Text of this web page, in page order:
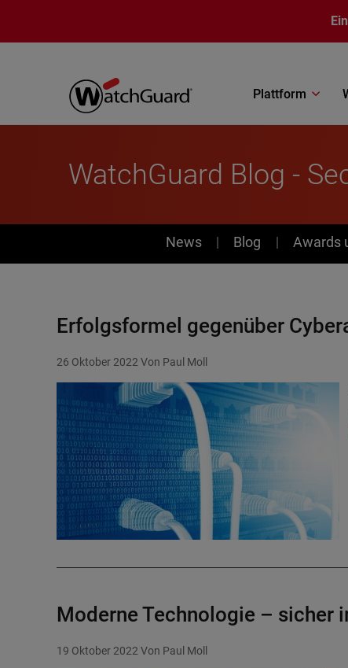
Plattform
WatchGuard Blog -
News
News Blog Awards
Erfolgsformel gegenüber
26 Oktober 2022 Von Paul Moll
Moderne Technologie – sicher
19 Oktober 2022 Von Paul Moll